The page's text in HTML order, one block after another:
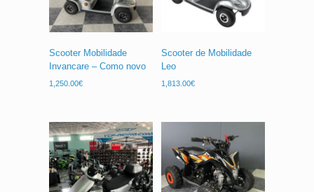
Scooter Mobilidade
Invancare – Como novo
1,250.00€
Scooter de Mobilidade
Leo
1,813.00€